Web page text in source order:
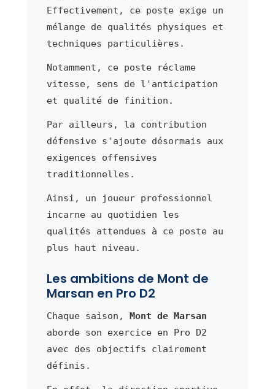
Effectivement, ce poste exige un
mélange de qualités physiques et
techniques particulières.
Notamment, ce poste réclame
vitesse, sens de l'anticipation
et qualité de finition.
Par ailleurs, la contribution
défensive s'ajoute désormais aux
exigences offensives
traditionnelles.
Ainsi, un joueur professionnel
incarne au quotidien les
qualités attendues à ce poste au
plus haut niveau.
Les ambitions de Mont de
Marsan en Pro D2
Chaque saison, Mont de Marsan
aborde son exercice en Pro D2
avec des objectifs clairement
définis.